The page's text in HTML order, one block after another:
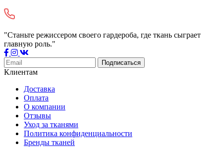
"Станьте режиссером своего гардероба, где ткань сыграет
главную роль."
Подписаться
Клиентам
Доставка
Оплата
О компании
Отзывы
Уход за тканями
Политика конфиденциальности
Бренды тканей